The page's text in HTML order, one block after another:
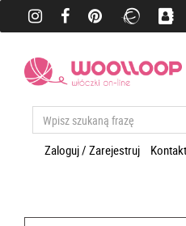
Zaloguj / Zarejestruj Kontakt